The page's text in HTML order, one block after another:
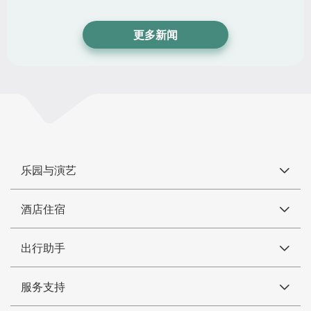
更多新闻
乐园与演艺
酒店住宿
出行助手
服务支持